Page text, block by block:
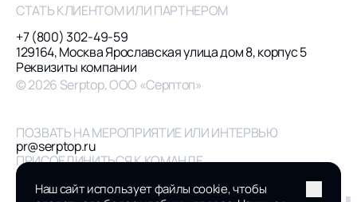
СТАТЬ КЛИЕНТОМ ИЛИ ПАРТНЕРОМ
+7 (800) 302-49-59
129164, Москва Ярославская улица дом 8, корпус 5
Реквизиты компании
© 2026 Serptop, ООО «Серптоп»
ПОЗВАТЬ НА МЕРОПРИЯТИЕ ИЛИ ИНТЕРВЬЮ
pr@serptop.ru
ПРИСОЕДИНИТЬСЯ К КОМАНДЕ
hr@serptop.ru
Наш сайт использует файлы cookie, чтобы